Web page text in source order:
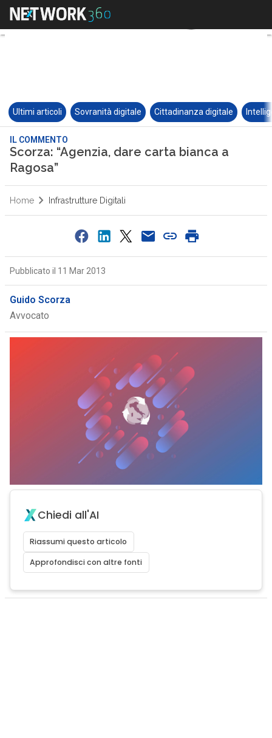
Ultimi articoli Sovranità digitale Cittadinanza digitale
IL COMMENTO
Scorza: “Agenzia, dare carta bianca a
Ragosa”
Home Infrastrutture Digitali
Pubblicato il 11 Mar 2013
Guido Scorza
Avvocato
Chiedi all'AI
Riassumi questo articolo
Approfondisci con altre fonti